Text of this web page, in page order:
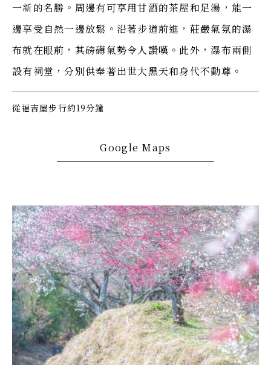
一新的名勝。周邊有可享用甘酒的茶屋和足湯，能一
邊享受自然一邊放鬆。沿著步道前進，莊嚴氣氛的瀑
布就在眼前，其磅礡氣勢令人讚嘆。此外，瀑布兩側
設有祠堂，分別供奉著出世大黑天和身代不動尊。
從福吉屋步行約19分鐘
Google Maps